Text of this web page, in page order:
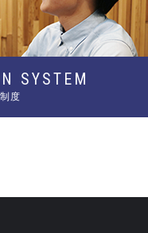
SYSTEM
度